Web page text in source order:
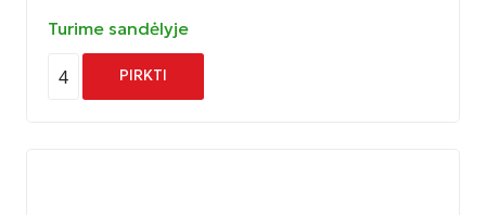
Turime sandėlyje
4 PIRKTI